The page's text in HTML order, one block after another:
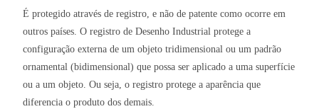
É protegido através de registro, e não de patente como ocorre em
outros países. O registro de Desenho Industrial protege a
configuração externa de um objeto tridimensional ou um padrão
ornamental (bidimensional) que possa ser aplicado a uma superfície
ou a um objeto. Ou seja, o registro protege a aparência que
diferencia o produto dos demais.